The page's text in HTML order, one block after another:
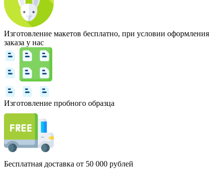
Изготовление макетов бесплатно, при условии оформления
заказа у нас
Изготовление пробного образца
Бесплатная доставка от 50 000 рублей